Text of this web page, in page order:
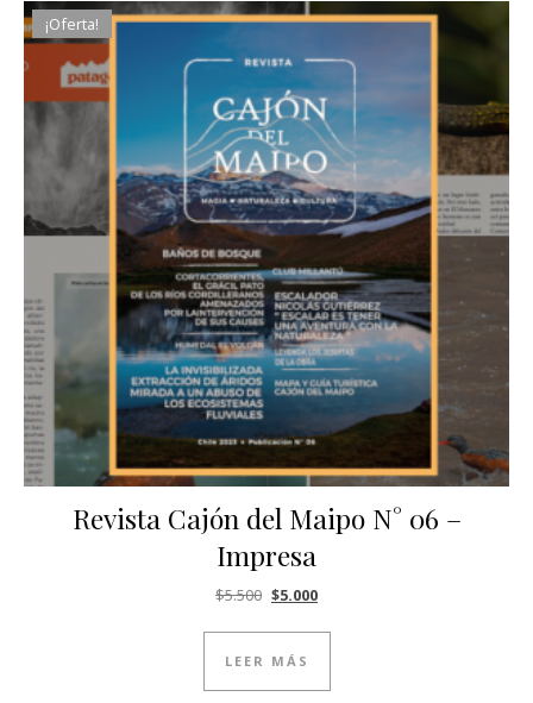
¡Oferta!
Revista Cajón del Maipo N° 06 –
Impresa
$5.500 El precio original era: $5.500.
$5.000El precio actual es: $5.000.
LEER MÁS